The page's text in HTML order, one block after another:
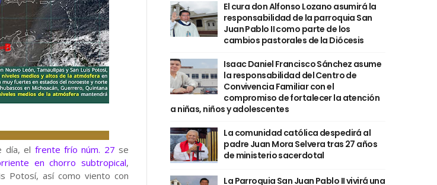
día, el frente frío núm. 27 se
en chorro subtropical,
Potosí, así como viento con
El cura don Alfonso Lozano asumirá la
responsabilidad de la parroquia San
Juan Pablo II como parte de los
cambios pastorales de la Diócesis
Isaac Daniel Francisco Sánchez asume
la responsabilidad del Centro de
Convivencia Familiar con el
compromiso de fortalecer la atención
a niñas, niños y adolescentes
La comunidad católica despedirá al
padre Juan Mora Selvera tras 27 años
de ministerio sacerdotal
La Parroquia San Juan Pablo II vivirá una